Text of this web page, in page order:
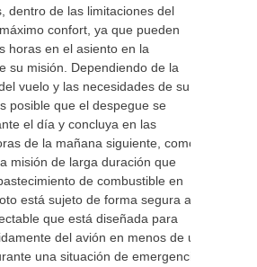
dentro de las limitaciones del
confort, ya que pueden
horas en el asiento en la
su misión. Dependiendo de la
vuelo y las necesidades de su
posible que el despegue se
el día y concluya en las
de la mañana siguiente, como
misión de larga duración que
de combustible en
está sujeto de forma segura a
que está diseñada para
del avión en menos de un
una situación de emergencia.